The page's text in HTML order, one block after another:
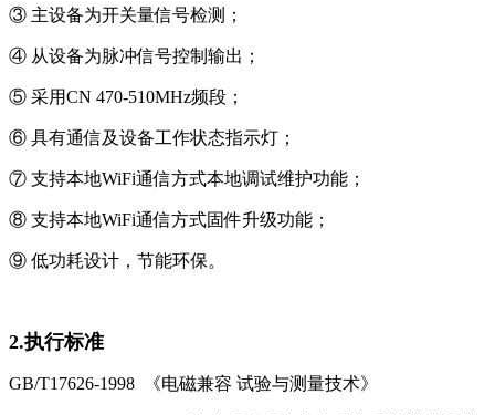
③ 主设备为开关量信号检测 ；
④ 从设备为脉冲信号控制 输出；
⑤ 采用CN 470-510MHz频段；
⑥ 具有通信及设备工作状态指示灯 ；
⑦ 支持本地WiFi通信方式本地调试维护功能；
⑧ 支持本地WiFi通信方式固件升级功能；
⑨ 低功耗设计，节能环保。
2.执行标准
GB/T17626-1998 《电磁兼容 试验与测量技术》